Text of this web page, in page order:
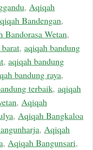
, Aqiqah
Bandengan,
Bandorasa Wetan,
, aqiqah bandung
, aqiqah bandung
bandung raya,
terbaik, aqiqah
, Aqiqah
, Aqiqah Bangkaloa
, Aqiqah
, Aqiqah Bangunsari,